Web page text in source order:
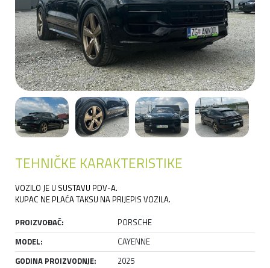
TEHNIČKE KARAKTERISTIKE
VOZILO JE U SUSTAVU PDV-A.
KUPAC NE PLAĆA TAKSU NA PRIJEPIS VOZILA.
PROIZVOĐAČ:
PORSCHE
MODEL:
CAYENNE
GODINA PROIZVODNJE:
2025